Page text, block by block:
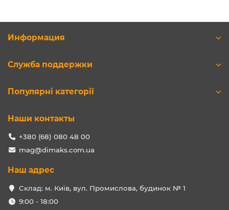
Информация
Служба поддержки
Популярні категорії
Наши контакты
+380 (68) 080 48 00
mag@dimaks.com.ua
Наш адрес
Склад: м. Київ, вул. Промислова, будинок № 1
9:00 - 18:00